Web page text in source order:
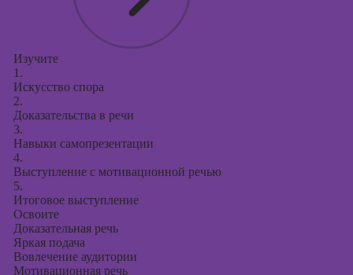
Изучите
1.
Искусство спора
2.
Доказательства в речи
3.
Навыки самопрезентации
4.
Выступление с мотивационной речью
5.
Итоговое выступление
Освоите
Доказательная речь
Яркая подача
Вовлечение аудитории
Мотивационная речь